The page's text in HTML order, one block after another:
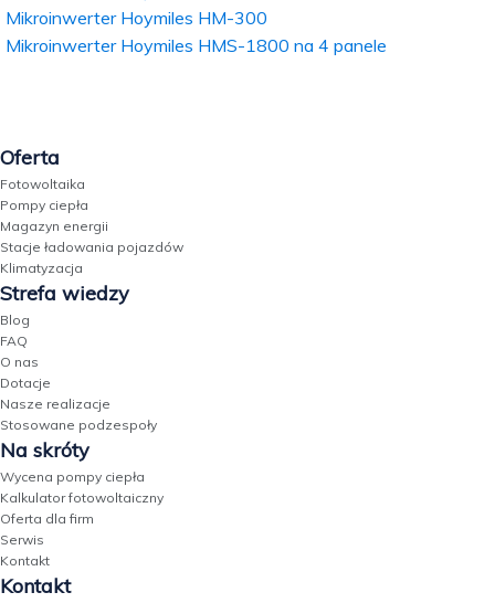
Mikroinwerter Hoymiles HM-300
Mikroinwerter Hoymiles HMS-1800 na 4 panele
Oferta
Fotowoltaika
Pompy ciepła
Magazyn energii
Stacje ładowania pojazdów
Klimatyzacja
Strefa wiedzy
Blog
FAQ
O nas
Dotacje
Nasze realizacje
Stosowane podzespoły
Na skróty
Wycena pompy ciepła
Kalkulator fotowoltaiczny
Oferta dla firm
Serwis
Kontakt
Kontakt